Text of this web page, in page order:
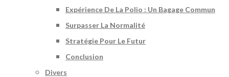
Expérience De La Polio : Un Bagage Commun
Surpasser La Normalité
Stratégie Pour Le Futur
Conclusion
Divers